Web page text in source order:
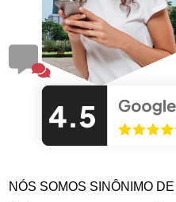
NÓS SOMOS SINÔNIMO